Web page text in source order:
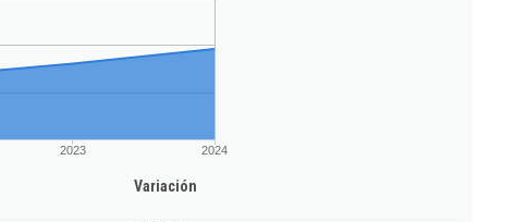
2023 2024
Variación